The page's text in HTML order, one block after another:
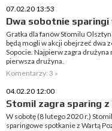
07.02.20 13:53
Dwa sobotnie sparingi
Gratka dla fanów Stomilu
będą mogli w akcji obejrzeć dwa
Sopocie. Najpierw zagra drużyna
pierwsza drużyna.
Komentarzy: 3 »
04.02.20 12:00
Stomil zagra sparing
W sobotę (8 lutego 2020 r.)
sparingowe spotkanie z Wartą